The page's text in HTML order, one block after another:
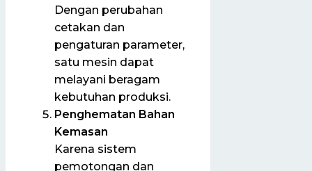
Dengan perubahan
cetakan dan
pengaturan parameter,
satu mesin dapat
melayani beragam
kebutuhan produksi.
Penghematan Bahan
Kemasan
Karena sistem
pemotongan dan